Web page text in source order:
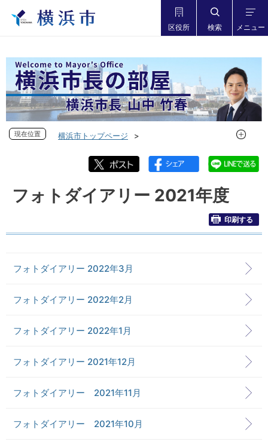
区役所 検索 メニュー
現在位置
横浜市トップページ
フォトダイアリー 2021年度
現在位
フォトダイアリー 2021年度
印刷する
フォトダイアリー 2022年3月
フォトダイアリー 2022年2月
フォトダイアリー 2022年1月
フォトダイアリー 2021年12月
フォトダイアリー 2021年11月
フォトダイアリー 2021年10月